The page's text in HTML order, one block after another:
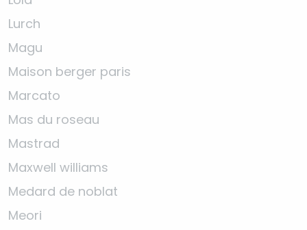
Lurch
Magu
Maison berger paris
Marcato
Mas du roseau
Mastrad
Maxwell williams
Medard de noblat
Meori